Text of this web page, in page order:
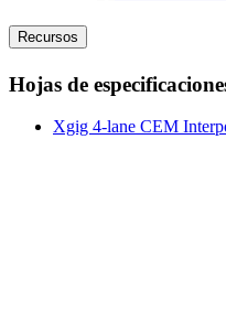
Recursos
Hojas de
Xgig 4-lane CEM